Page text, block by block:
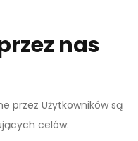
nas
przez Użytkowników są
celów: